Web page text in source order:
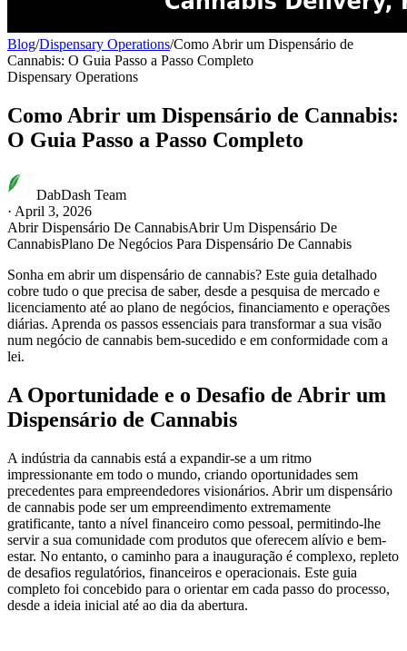
Blog/Dispensary Operations/Como Abrir um Dispensário de
Cannabis: O Guia Passo a Passo Completo
Dispensary Operations
Como Abrir um Dispensário de Cannabis:
O Guia Passo a Passo Completo
DabDash Team
· April 3, 2026
Abrir Dispensário De CannabisAbrir Um Dispensário De
CannabisPlano De Negócios Para Dispensário De Cannabis
Sonha em abrir um dispensário de cannabis? Este guia detalhado
cobre tudo o que precisa de saber, desde a pesquisa de mercado e
licenciamento até ao plano de negócios, financiamento e operações
diárias. Aprenda os passos essenciais para transformar a sua visão
num negócio de cannabis bem-sucedido e em conformidade com a
lei.
A Oportunidade e o Desafio de Abrir um
Dispensário de Cannabis
A indústria da cannabis está a expandir-se a um ritmo
impressionante em todo o mundo, criando oportunidades sem
precedentes para empreendedores visionários. Abrir um dispensário
de cannabis pode ser um empreendimento extremamente
gratificante, tanto a nível financeiro como pessoal, permitindo-lhe
servir a sua comunidade com produtos que oferecem alívio e bem-
estar. No entanto, o caminho para a inauguração é complexo, repleto
de desafios regulatórios, financeiros e operacionais. Este guia
completo foi concebido para o orientar em cada passo do processo,
desde a ideia inicial até ao dia da abertura.